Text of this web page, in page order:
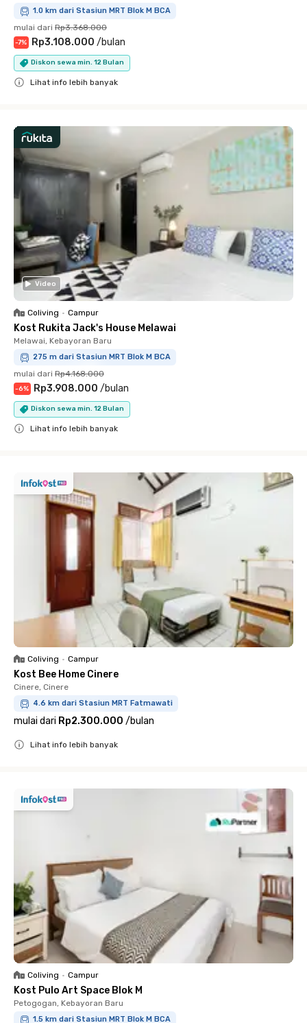
1.0 km dari Stasiun MRT Blok M BCA
mulai dari Rp3.368.000
-7% Rp3.108.000 /bulan
Diskon sewa min. 12 Bulan
Lihat info lebih banyak
Video
Coliving • Campur
Kost Rukita Jack's House Melawai
Melawai, Kebayoran Baru
275 m dari Stasiun MRT Blok M BCA
mulai dari Rp4.168.000
-6% Rp3.908.000 /bulan
Diskon sewa min. 12 Bulan
Lihat info lebih banyak
Coliving • Campur
Kost Bee Home Cinere
Cinere, Cinere
4.6 km dari Stasiun MRT Fatmawati
mulai dari Rp2.300.000 /bulan
Lihat info lebih banyak
Coliving • Campur
Kost Pulo Art Space Blok M
Petogogan, Kebayoran Baru
1.5 km dari Stasiun MRT Blok M BCA